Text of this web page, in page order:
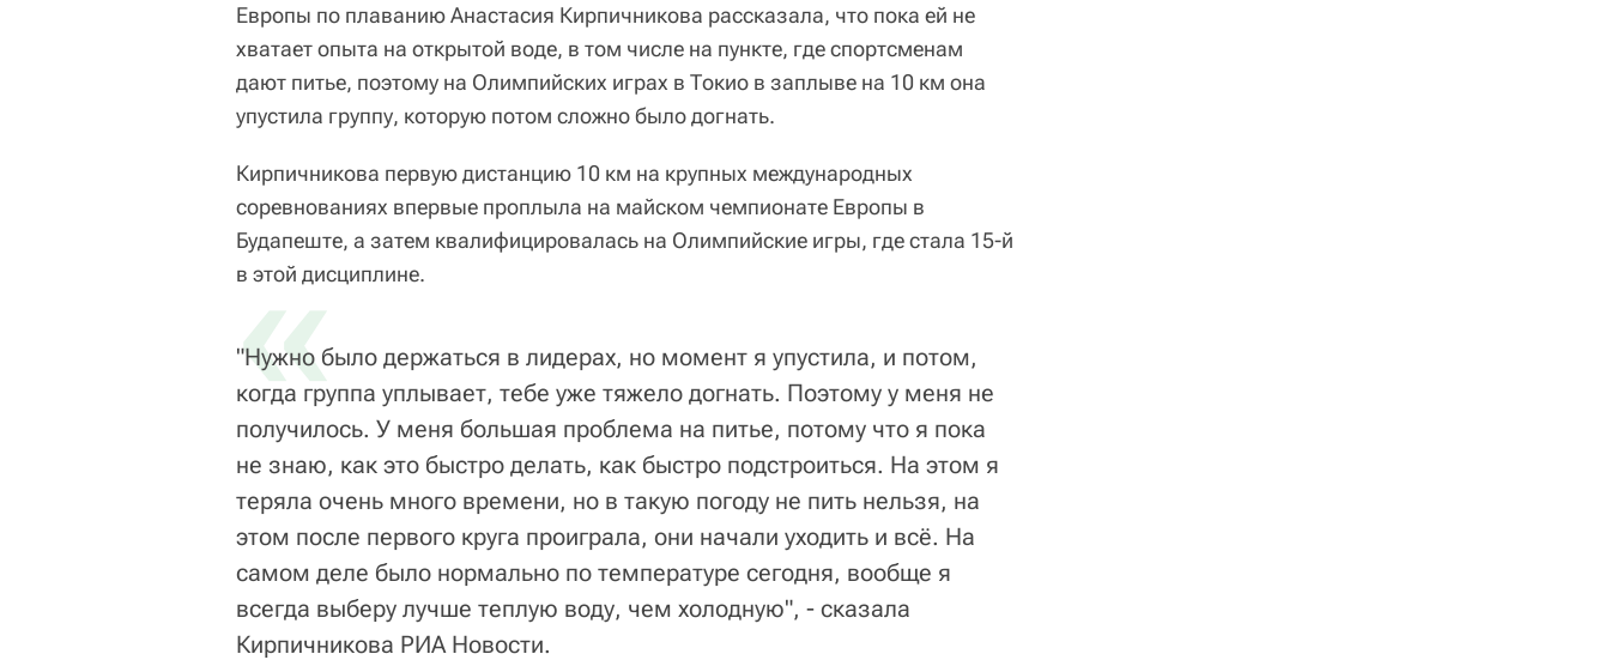
Европы по плаванию Анастасия Кирпичникова рассказала, что пока ей не
хватает опыта на открытой воде, в том числе на пункте, где спортсменам
дают питье, поэтому на Олимпийских играх в Токио в заплыве на 10 км она
упустила группу, которую потом сложно было догнать.
Кирпичникова первую дистанцию 10 км на крупных международных
соревнованиях впервые проплыла на майском чемпионате Европы в
Будапеште, а затем квалифицировалась на Олимпийские игры, где стала 15-й
в этой дисциплине.
«
"Нужно было держаться в лидерах, но момент я упустила, и потом,
когда группа уплывает, тебе уже тяжело догнать. Поэтому у меня не
получилось. У меня большая проблема на питье, потому что я пока
не знаю, как это быстро делать, как быстро подстроиться. На этом я
теряла очень много времени, но в такую погоду не пить нельзя, на
этом после первого круга проиграла, они начали уходить и всё. На
самом деле было нормально по температуре сегодня, вообще я
всегда выберу лучше теплую воду, чем холодную", - сказала
Кирпичникова РИА Новости.